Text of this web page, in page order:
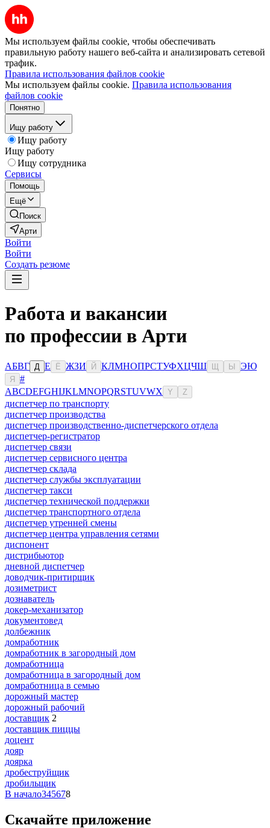
Мы используем файлы cookie, чтобы обеспечивать
правильную работу нашего веб-сайта и анализировать сетевой
трафик.
Правила использования файлов cookie
Мы используем файлы cookie. Правила использования
файлов cookie
Понятно
Ищу работу
Ищу работу
Ищу работу
Ищу сотрудника
Сервисы
Помощь
Ещё
Поиск
Арти
Войти
Войти
Создать резюме
Работа и вакансии
по профессии в Арти
АБВГ Д Е Ё ЖЗИ Й КЛМНОПРСТУФХЦЧШ Ы ЭЮ
Я
#
ABCDEFGHIJKLMNOPQRSTUVWX Y Z
диспетчер по транспорту
диспетчер производства
диспетчер производственно-диспетчерского отдела
диспетчер-регистратор
диспетчер связи
диспетчер сервисного центра
диспетчер склада
диспетчер службы эксплуатации
диспетчер такси
диспетчер технической поддержки
диспетчер транспортного отдела
диспетчер утренней смены
диспетчер центра управления сетями
диспонент
дистрибьютор
дневной диспетчер
доводчик-притирщик
дозиметрист
дознаватель
докер-механизатор
документовед
долбежник
домработник
домработник в загородный дом
домработница
домработница в загородный дом
домработница в семью
дорожный мастер
дорожный рабочий
доставщик 2
доставщик пиццы
доцент
дояр
доярка
дробеструйщик
дробильщик
В начало345678
Скачайте приложение